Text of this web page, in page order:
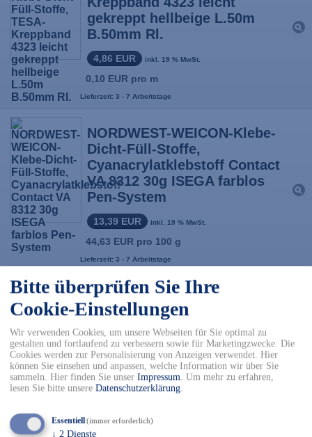
Bitte überprüfen Sie Ihre
Cookie-Einstellungen
Wir verwenden Cookies, um unsere Webseiten für Sie optimal zu
gestalten und fortlaufend zu verbessern sowie für Marketingzwecke. Die
Cookies werden zur Personalisierung von Anzeigen verwendet. Hier
können Sie einsehen und anpassen, welche Information wir über Sie
sammeln. Hier finden Sie unser Impressum. Um mehr zu erfahren,
lesen Sie bitte unsere Datenschutzerklärung.
Essentiell(immer erforderlich)
↓ 2 Dienste
gekreppt hellbeige L.50m
B.50mm Rl.
4,86 EUR inkl. 19 % MwSt.
0,10 EUR pro m
Lieferzeit: 3 - 7 Arbeitstage
NORDWEST-WEICON-Klebe-
Dicht-Füll-Stoffe,
Cyanacrylatklebstoff Contact
VA 8312 30g ISEGA farblos
Pen-System
13,39 EUR inkl. 19 % MwSt.
44,63 EUR pro 100 g
Lieferzeit: 3 - 7 Arbeitstage
NORDWEST-HENKEL-Klebe-
Dicht-Füll-Stoffe,
Sekundenkleber Ultra Gel
10g farblos Tube
7,39 EUR inkl. 19 % MwSt.
73,90 EUR pro 100 g